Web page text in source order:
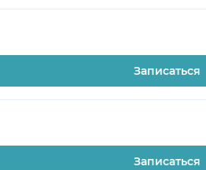
Записаться
Записаться